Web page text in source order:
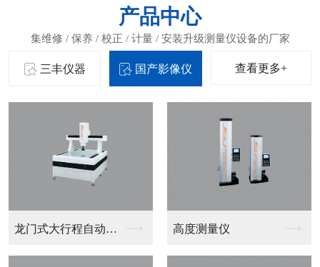
产品中心
三丰仪器 国产影像仪 查看更多+
智能视觉系统
CRYSTA-Ape...